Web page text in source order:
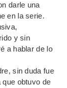
darle una
en la serie.
y sin
a hablar de lo
sin duda fue
obtuvo de